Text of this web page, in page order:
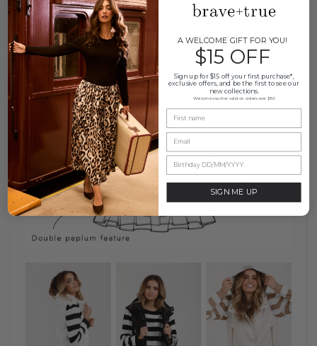
Disponible ennegro azul marino y crudo.
A WELCOME GIFT FOR YOU!
$15 OFF
Sign up for $15 off your first purchase*,
exclusive offers, and be the first to see our
new collections.
Welcome voucher valid on orders over $80
SIGN ME UP